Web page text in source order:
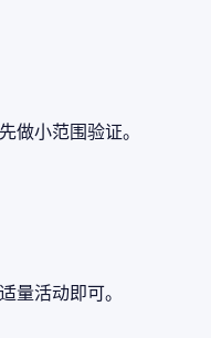
做小范围验证。
量活动即可。